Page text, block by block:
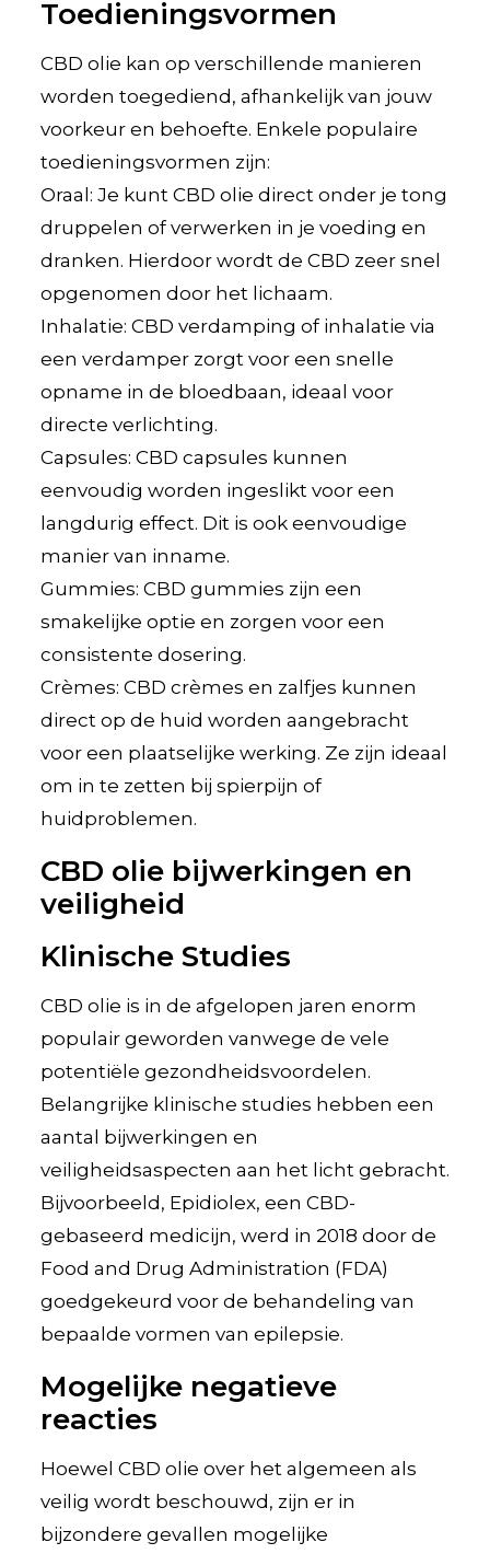
Toedieningsvormen
CBD olie kan op verschillende manieren
worden toegediend, afhankelijk van jouw
voorkeur en behoefte. Enkele populaire
toedieningsvormen zijn:
Oraal: Je kunt CBD olie direct onder je tong
druppelen of verwerken in je voeding en
dranken. Hierdoor wordt de CBD zeer snel
opgenomen door het lichaam.
Inhalatie: CBD verdamping of inhalatie via
een verdamper zorgt voor een snelle
opname in de bloedbaan, ideaal voor
directe verlichting.
Capsules: CBD capsules kunnen
eenvoudig worden ingeslikt voor een
langdurig effect. Dit is ook eenvoudige
manier van inname.
Gummies: CBD gummies zijn een
smakelijke optie en zorgen voor een
consistente dosering.
Crèmes: CBD crèmes en zalfjes kunnen
direct op de huid worden aangebracht
voor een plaatselijke werking. Ze zijn ideaal
om in te zetten bij spierpijn of
huidproblemen.
CBD olie bijwerkingen en
veiligheid
Klinische Studies
CBD olie is in de afgelopen jaren enorm
populair geworden vanwege de vele
potentiële gezondheidsvoordelen.
Belangrijke klinische studies hebben een
aantal bijwerkingen en
veiligheidsaspecten aan het licht gebracht.
Bijvoorbeeld, Epidiolex, een CBD-
gebaseerd medicijn, werd in 2018 door de
Food and Drug Administration (FDA)
goedgekeurd voor de behandeling van
bepaalde vormen van epilepsie.
Mogelijke negatieve
reacties
Hoewel CBD olie over het algemeen als
veilig wordt beschouwd, zijn er in
bijzondere gevallen mogelijke